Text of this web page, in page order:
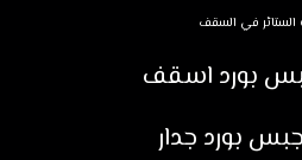
الستائر في السقف
بورد اسقف
بورد جدار